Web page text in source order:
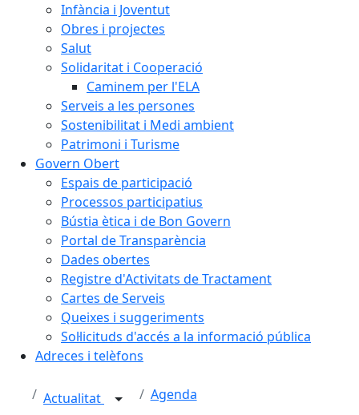
Infància i Joventut
Obres i projectes
Salut
Solidaritat i Cooperació
Caminem per l'ELA
Serveis a les persones
Sostenibilitat i Medi ambient
Patrimoni i Turisme
Govern Obert
Espais de participació
Processos participatius
Bústia ètica i de Bon Govern
Portal de Transparència
Dades obertes
Registre d'Activitats de Tractament
Cartes de Serveis
Queixes i suggeriments
Sol·licituds d'accés a la informació pública
Adreces i telèfons
Actualitat Agenda